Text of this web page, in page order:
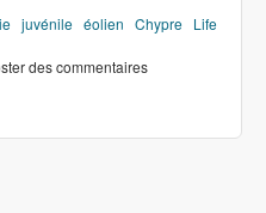
juvénile éolien Chypre Life
à Chypre
des commentaires